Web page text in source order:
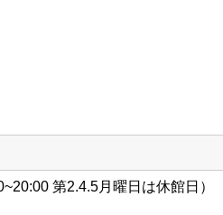
第2.4.5月曜日は休館日）